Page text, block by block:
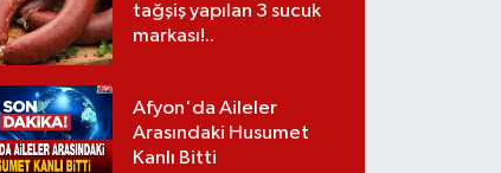
tağşiş yapılan 3 sucuk
markası!..
Afyon'da Aileler
Arasındaki Husumet
Kanlı Bitti